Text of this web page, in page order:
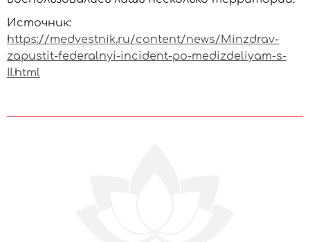
Источник:
https://medvestnik.ru/content/news/Minzdrav-
zapustit-federalnyi-incident-po-medizdeliyam-s-
II.html